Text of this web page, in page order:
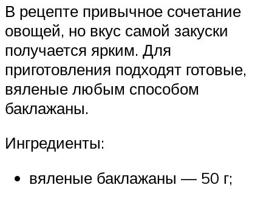
В рецепте привычное сочетание
овощей, но вкус самой закуски
получается ярким. Для
приготовления подходят готовые,
вяленые любым способом
баклажаны.
Ингредиенты:
вяленые баклажаны — 50 г;